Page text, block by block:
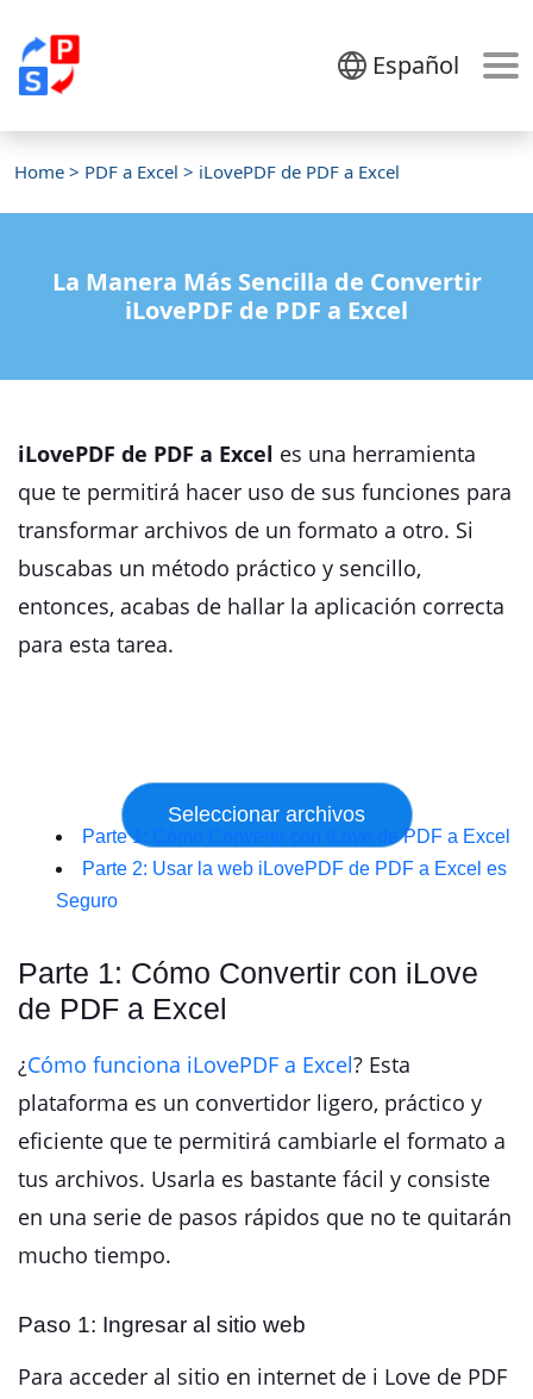
Español
Home > PDF a Excel > iLovePDF de PDF a Excel
La Manera Más Sencilla de Convertir
iLovePDF de PDF a Excel
iLovePDF de PDF a Excel es una herramienta
que te permitirá hacer uso de sus funciones para
transformar archivos de un formato a otro. Si
buscabas un método práctico y sencillo,
entonces, acabas de hallar la aplicación correcta
para esta tarea.
Parte 1: Cómo Convertir con iLove de PDF a Excel
Parte 2: Usar la web iLovePDF de PDF a Excel es
Seguro
Parte 1: Cómo Convertir con iLove
de PDF a Excel
¿Cómo funciona iLovePDF a Excel? Esta
plataforma es un convertidor ligero, práctico y
eficiente que te permitirá cambiarle el formato a
tus archivos. Usarla es bastante fácil y consiste
en una serie de pasos rápidos que no te quitarán
mucho tiempo.
Paso 1: Ingresar al sitio web
Para acceder al sitio en internet de i Love de PDF